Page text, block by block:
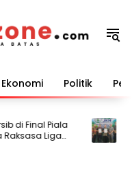
Ekonomi Politik
Final Piala
Liga